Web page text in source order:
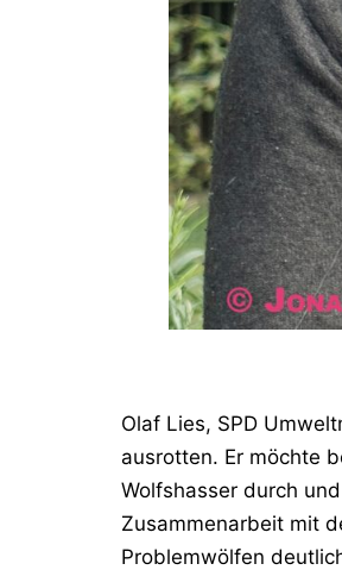
Olaf Lies, SPD
ausrotten. Er möchte
Wolfshasser durch
Zusammenarbeit mit
Problemwölfen